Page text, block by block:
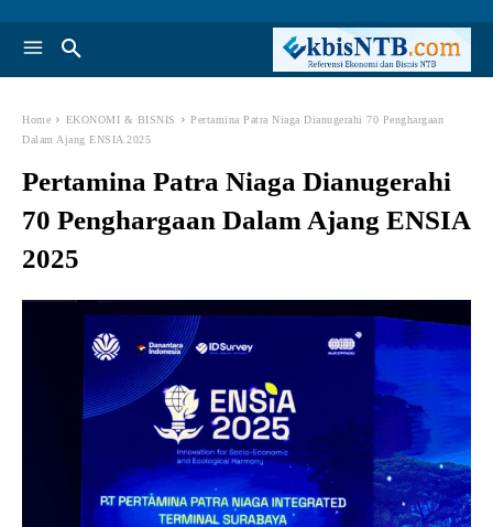
Home EKONOMI & BISNIS
Pertamina Patra Niaga Dianugerahi 70 Penghargaan
Dalam Ajang ENSIA 2025
Pertamina Patra Niaga Dianugerahi
70 Penghargaan Dalam Ajang ENSIA
2025